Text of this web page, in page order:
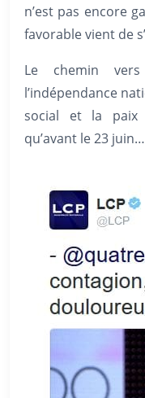
n’est pas encore
favorable vient de
Le chemin
l’indépendance
social et la paix
qu’avant le 23 juin…